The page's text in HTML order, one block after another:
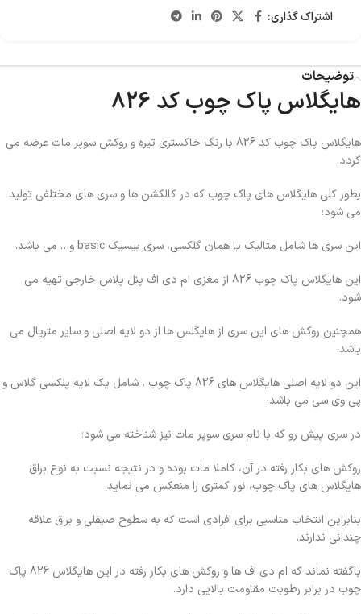
اشتراک گذاری:
توضیحات
هایگلاس پاک چوب کد 826
هایگلاس پاک چوب کد 826 با رنگ خاکستری تیره و روکش سوپر مات عرضه می
گردد.
بطور کلی هایگلاس های پاک چوب که در کالکشن ها و سری های مختلفی تولید
می شود؛
این سری ها شامل متالیک یا همان گلکسی، سری بیسیک basic و… می باشد.
این هایگلاس پاک چوب 826 از مغزی ام دی اف پنل پلاس خارجی تهیه می
شود.
همچنین روکش های این سری از هایگلس ها از دو لایه اصلی و سایر متریال می
باشد.
این دو لایه اصلی هایگلاس های 826 پاک چوب ، شامل یک لایه پلکسی گلاس و
پی وی سی می باشد.
در سری پیش رو که با نام سری سوپر مات نیز شناخته می شود؛
روکش های بکار رفته در آن، کاملا مات بوده و در نتیجه نسبت به نوع براق
هایگلاس های پاک چوب، نور کمتری را منعکس می نماید.
بنابراین انتخاب مناسبی برای افرادی است که به سطوح صیقلی و براق علاقه
چندانی ندارند.
باگفته نماند که ام دی اف ها و روکش های بکار رفته در این هایگلاس 826 پاک
چوب در برابر رطوبت مقاومت بالایی دارد.